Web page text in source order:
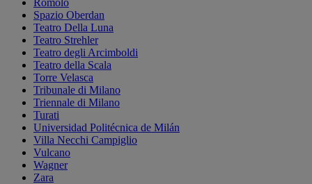
Spazio Oberdan
Teatro Della Luna
Teatro Strehler
Teatro degli Arcimboldi
Teatro della Scala
Torre Velasca
Tribunale di Milano
Triennale di Milano
Turati
Universidad Politécnica de Milán
Villa Necchi Campiglio
Vulcano
Wagner
Zara